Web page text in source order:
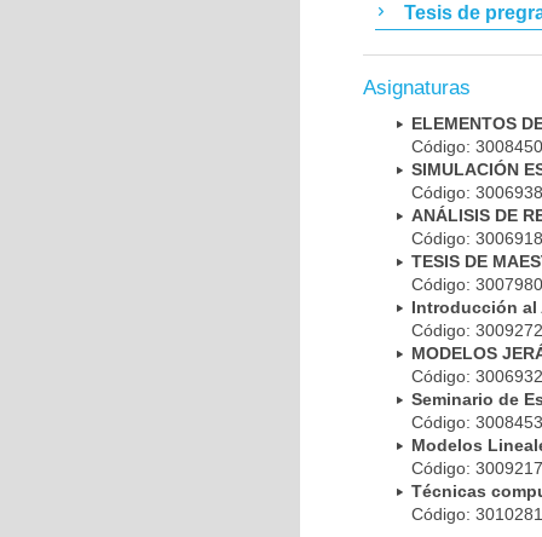
Tesis de
Asignaturas
ELEMENTOS
Código:
SIMULACIÓN
Código:
ANÁLISIS DE
Código:
TESIS DE
Código:
Introducción al
Código:
MODELOS
Código:
Seminario de
Código:
Modelos
Código:
Técnicas
Código: